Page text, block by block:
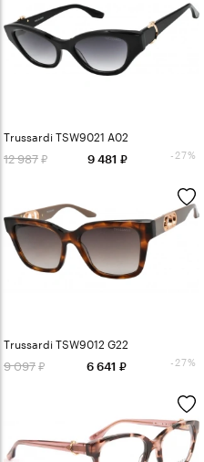
Trussardi TSW9021 A02
12 987 9 481 -27%
Trussardi TSW9012 G22
9 097 6 641 -27%